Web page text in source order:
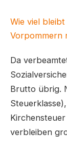
Wie viel
Vorpommern
Da
Brutto übrig.
verbleiben